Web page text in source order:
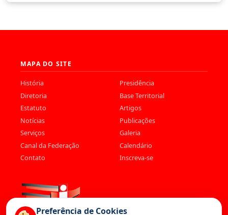
MAPA DO SITE
História
Presidência
Diretoria
Base Territorial
Estatuto
Artigos
Notícias
Publicações
Serviços
Galeria
Canal da Federação
Calendário
Contato
Inscreva-se
Preferência de Cookies